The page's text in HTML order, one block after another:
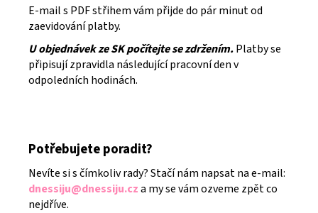
E-mail s PDF střihem vám přijde do pár minut od
zaevidování platby.
U objednávek ze SK počítejte se zdržením.Platby se
připisují zpravidla následující pracovní den v
odpoledních hodinách.
Potřebujete poradit?
Nevíte si s čímkoliv rady? Stačí nám napsat na e-mail:
dnessiju@dnessiju.cza my se vám ozveme zpět co
nejdříve.